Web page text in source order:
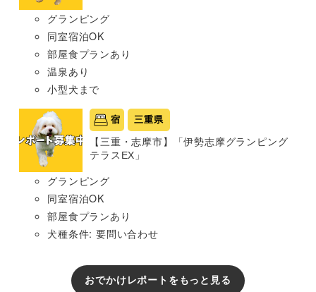
グランピング
同室宿泊OK
部屋食プランあり
温泉あり
小型犬まで
宿 三重県
【三重・志摩市】「伊勢志摩グランピング
テラスEX」
グランピング
同室宿泊OK
部屋食プランあり
犬種条件: 要問い合わせ
おでかけレポートをもっと見る